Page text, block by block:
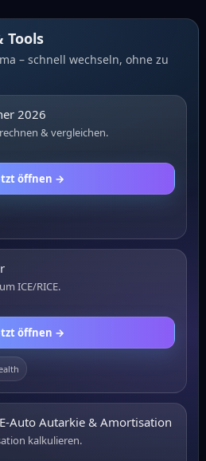
Tools
– schnell wechseln, ohne zu
2026
& vergleichen.
öffnen →
ICE/RICE.
öffnen →
Auto Autarkie & Amortisation
kalkulieren.